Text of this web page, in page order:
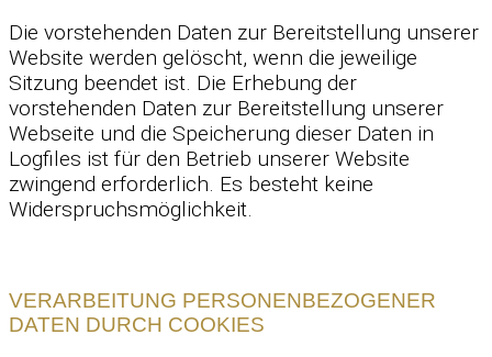
Die vorstehenden Daten zur Bereitstellung unserer
Website werden gelöscht, wenn die jeweilige
Sitzung beendet ist. Die Erhebung der
vorstehenden Daten zur Bereitstellung unserer
Webseite und die Speicherung dieser Daten in
Logfiles ist für den Betrieb unserer Website
zwingend erforderlich. Es besteht keine
Widerspruchsmöglichkeit.
VERARBEITUNG PERSONENBEZOGENER
DATEN DURCH COOKIES